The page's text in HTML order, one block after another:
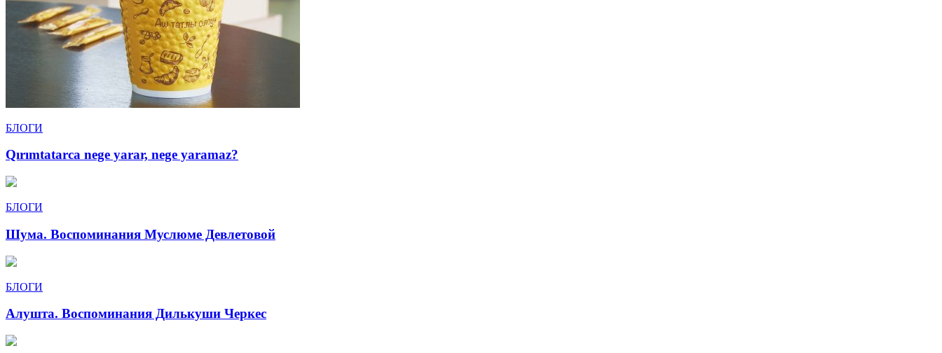
БЛОГИ
Qırımtatarca nege yarar, nege yaramaz?
БЛОГИ
Шума. Воспоминания Муслюме Девлетовой
БЛОГИ
Алушта. Воспоминания Дилькуши Черкес